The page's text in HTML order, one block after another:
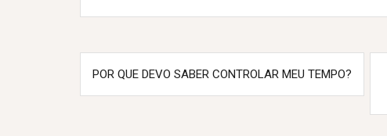
NPOR QUE DEVO SABER CONTROLAR MEU TEMPO?